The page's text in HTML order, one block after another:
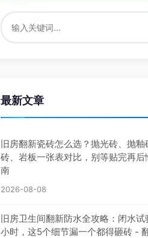
最新文章
旧房翻新瓷砖怎么选？抛光砖、抛釉
砖、岩板一张表对比，别等贴完再
南
2026-08-08
旧房卫生间翻新防水全攻略：闭水
小时，这5个细节漏一个都得砸砖 -